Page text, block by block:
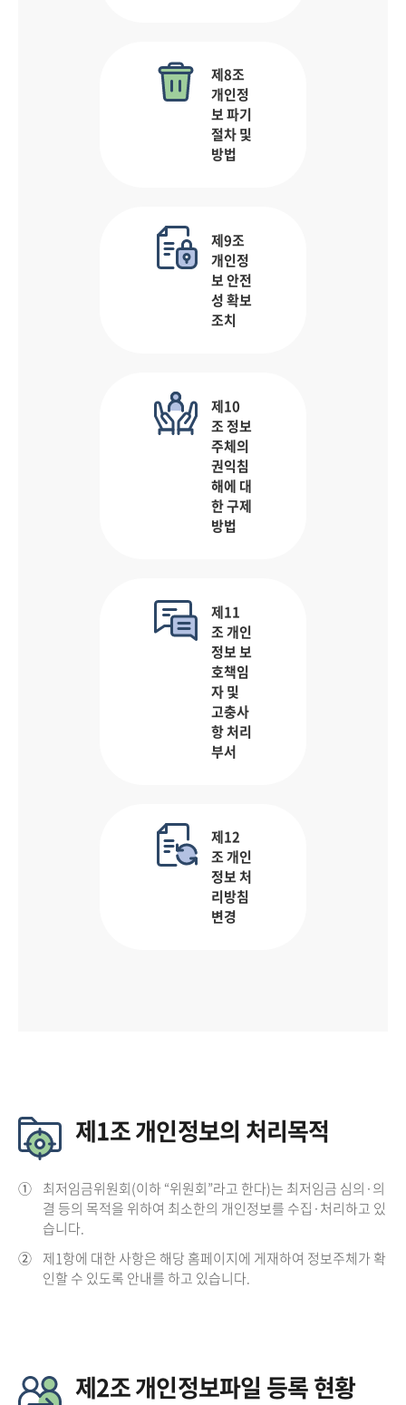
제8조
개인정
보 파기
절차 및
방법
제9조
개인정
보 안전
성 확보
조치
제10
조 정보
주체의
권익침
해에 대
한 구제
방법
제11
조 개인
정보 보
호책임
자 및
고충사
항 처리
부서
제12
조 개인
정보 처
리방침
변경
제1조 개인정보의 처리목적
① 최저임금위원회(이하 “위원회”라고 한다)는 최저임금 심의·의
결 등의 목적을 위하여 최소한의 개인정보를 수집·처리하고 있
습니다.
② 제1항에 대한 사항은 해당 홈페이지에 게재하여 정보주체가 확
인할 수 있도록 안내를 하고 있습니다.
제2조 개인정보파일 등록 현황